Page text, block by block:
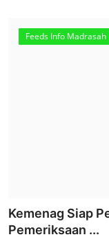
Feeds Info Madrasah
Kemenag Siap
Pemeriksaan ...